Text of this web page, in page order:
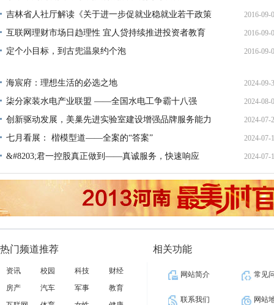
吉林省人社厅解读《关于进一步促就业稳就业若干政策
措
2016-09-
互联网理财市场日趋理性 宜人贷持续推进投资者教育 2016-09-
定个小目标，到古兜温泉约个泡 2016-09-
海宸府：理想生活的必选之地 2024-09-
柒分家装水电产业联盟 ——全国水电工争霸十八强 2024-08-
创新驱动发展，美巢先进实验室建设增强品牌服务能力 2024-07-
七月看展： 楷模型道——全案的“答案” 2024-07-
&#8203;君一控股真正做到——真诚服务，快速响应 2024-07-
热门频道推荐
资讯 校园 科技
财经
房产
汽车 军事
教育
相关功能
网站简介 常见
联系我们 网站